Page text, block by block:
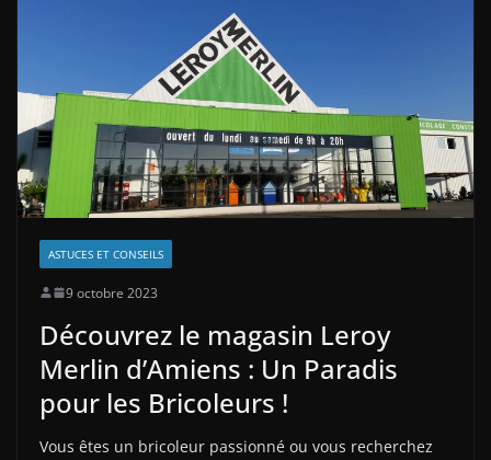
ASTUCES ET CONSEILS
9 octobre 2023
Découvrez le magasin Leroy
Merlin d’Amiens : Un Paradis
pour les Bricoleurs !
Vous êtes un bricoleur passionné ou vous recherchez